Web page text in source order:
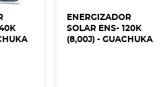
ENERGIZADOR
SOLAR ENS- 120K
(8,00J) - GUACHUKA